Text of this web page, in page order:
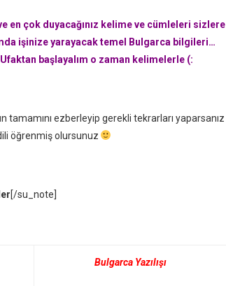
en çok duyacağınız kelime ve cümleleri sizlere
işinize yarayacak temel Bulgarca bilgileri…
başlayalım o zaman kelimelerle (:
tamamını ezberleyip gerekli tekrarları yaparsanız
öğrenmiş olursunuz
[/su_note]
Bulgarca Yazılışı